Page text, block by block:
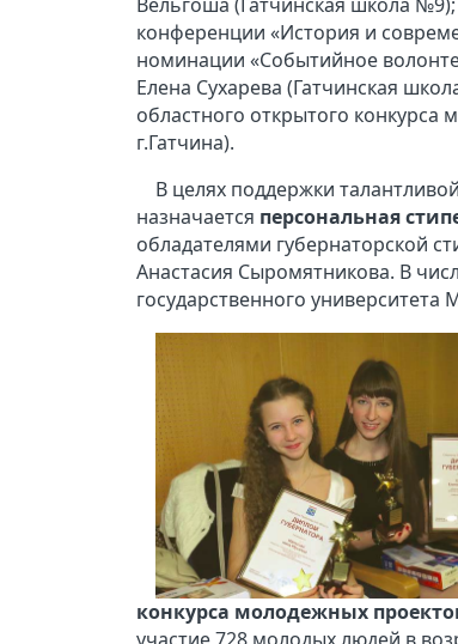
Вельгоша (Гатчинская школа
конференции «История и
номинации «Событийное
Елена Сухарева (Гатчинская
областного открытого
г.Гатчина).
В целях поддержки
назначается персональная
обладателями губернаторской
Анастасия Сыромятникова. В
государственного университета
конкурса молодежных